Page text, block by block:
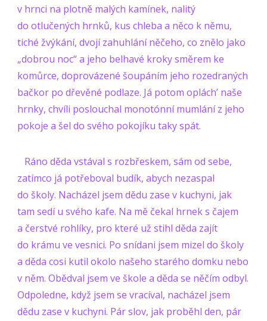
v hrnci na plotně malých kamínek, nalitý
do otlučených hrnků, kus chleba a něco k němu,
tiché žvýkání, dvojí zahuhlání něčeho, co znělo jako
„dobrou noc“ a jeho belhavé kroky směrem ke
komůrce, doprovázené šoupáním jeho rozedraných
bačkor po dřevěné podlaze. Já potom oplách’ naše
hrnky, chvíli poslouchal monotónní mumlání z jeho
pokoje a šel do svého pokojíku taky spát.
Ráno děda vstával s rozbřeskem, sám od sebe,
zatímco já potřeboval budík, abych nezaspal
do školy. Nacházel jsem dědu zase v kuchyni, jak
tam sedí u svého kafe. Na mě čekal hrnek s čajem
a čerstvé rohlíky, pro které už stihl děda zajít
do krámu ve vesnici. Po snídani jsem mizel do školy
a děda cosi kutil okolo našeho starého domku nebo
v něm. Obědval jsem ve škole a děda se něčím odbyl.
Odpoledne, když jsem se vracíval, nacházel jsem
dědu zase v kuchyni. Pár slov, jak proběhl den, pár